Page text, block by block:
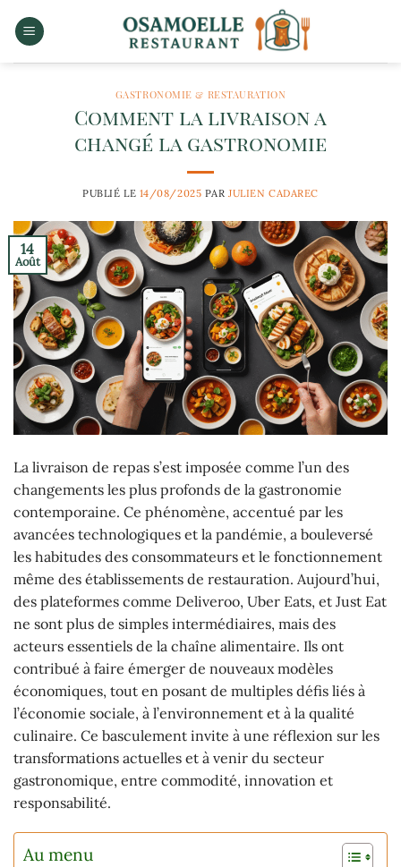
GASTRONOMIE & RESTAURATION
Comment la livraison a
changé la gastronomie
PUBLIÉ LE 14/08/2025 PAR JULIEN CADAREC
14
Août
La livraison de repas s’est imposée comme l’un des
changements les plus profonds de la gastronomie
contemporaine. Ce phénomène, accentué par les
avancées technologiques et la pandémie, a bouleversé
les habitudes des consommateurs et le fonctionnement
même des établissements de restauration. Aujourd’hui,
des plateformes comme Deliveroo, Uber Eats, et Just Eat
ne sont plus de simples intermédiaires, mais des
acteurs essentiels de la chaîne alimentaire. Ils ont
contribué à faire émerger de nouveaux modèles
économiques, tout en posant de multiples défis liés à
l’économie sociale, à l’environnement et à la qualité
culinaire. Ce basculement invite à une réflexion sur les
transformations actuelles et à venir du secteur
gastronomique, entre commodité, innovation et
responsabilité.
Au menu